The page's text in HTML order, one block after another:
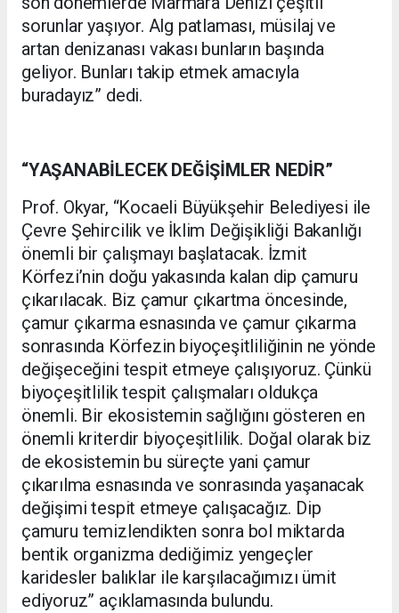
sorunlar yaşıyor. Alg patlaması, müsilaj ve
artan denizanası vakası bunların başında
geliyor. Bunları takip etmek amacıyla
buradayız” dedi.
“YAŞANABİLECEK DEĞİŞİMLER NEDİR”
Prof. Okyar, “Kocaeli Büyükşehir Belediyesi ile
Çevre Şehircilik ve İklim Değişikliği Bakanlığı
önemli bir çalışmayı başlatacak. İzmit
Körfezi’nin doğu yakasında kalan dip çamuru
çıkarılacak. Biz çamur çıkartma öncesinde,
çamur çıkarma esnasında ve çamur çıkarma
sonrasında Körfezin biyoçeşitliliğinin ne yönde
değişeceğini tespit etmeye çalışıyoruz. Çünkü
biyoçeşitlilik tespit çalışmaları oldukça
önemli. Bir ekosistemin sağlığını gösteren en
önemli kriterdir biyoçeşitlilik. Doğal olarak biz
de ekosistemin bu süreçte yani çamur
çıkarılma esnasında ve sonrasında yaşanacak
değişimi tespit etmeye çalışacağız. Dip
çamuru temizlendikten sonra bol miktarda
bentik organizma dediğimiz yengeçler
karidesler balıklar ile karşılacağımızı ümit
ediyoruz” açıklamasında bulundu.